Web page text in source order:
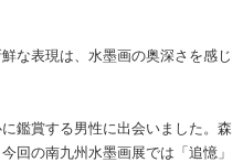
な表現は、水墨画の奥深さを感じ
鑑賞する男性に出会いました。森
回の南九州水墨画展では「追憶」